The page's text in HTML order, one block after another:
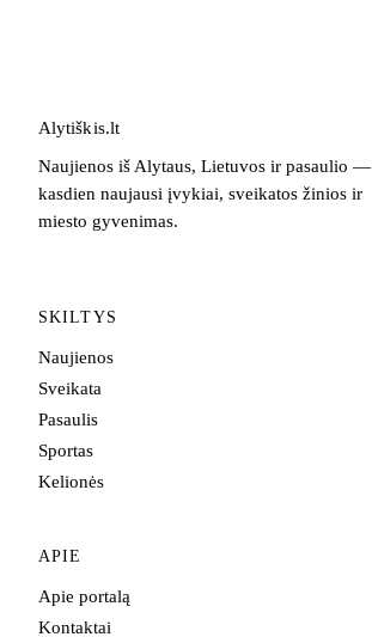
Alytiškis.lt
Naujienos iš Alytaus, Lietuvos ir pasaulio —
kasdien naujausi įvykiai, sveikatos žinios ir
miesto gyvenimas.
SKILTYS
Naujienos
Sveikata
Pasaulis
Sportas
Kelionės
APIE
Apie portalą
Kontaktai